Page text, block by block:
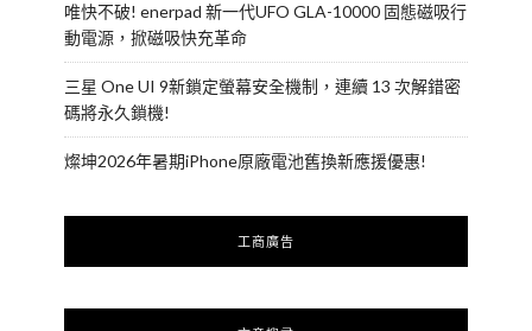
唯快不破! enerpad 新一代UFO GLA-10000 固態磁吸行
動電源，掀磁吸快充革命
三星 One UI 9新鎖定螢幕安全機制，連續 13 次解錯密
碼將永久鎖機!
燦坤2026年暑期iPhone原廠電池舊換新應援優惠!
工商廣告